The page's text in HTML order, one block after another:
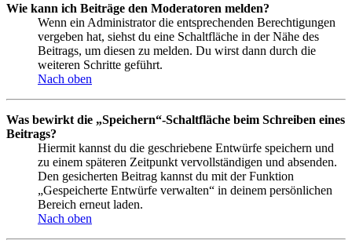
Wie kann ich Beiträge den Moderatoren melden?
Wenn ein Administrator die entsprechenden Berechtigungen
vergeben hat, siehst du eine Schaltfläche in der Nähe des
Beitrags, um diesen zu melden. Du wirst dann durch die
weiteren Schritte geführt.
Nach oben
Was bewirkt die „Speichern“-Schaltfläche beim Schreiben eines
Beitrags?
Hiermit kannst du die geschriebene Entwürfe speichern und
zu einem späteren Zeitpunkt vervollständigen und absenden.
Den gesicherten Beitrag kannst du mit der Funktion
„Gespeicherte Entwürfe verwalten“ in deinem persönlichen
Bereich erneut laden.
Nach oben